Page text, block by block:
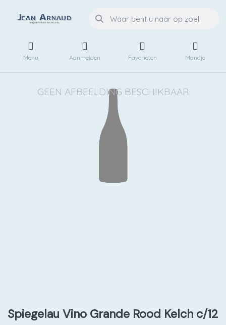
Menu Aanmelden Favorieten Mandje
Spiegelau Vino Grande Rood Kelch c/12